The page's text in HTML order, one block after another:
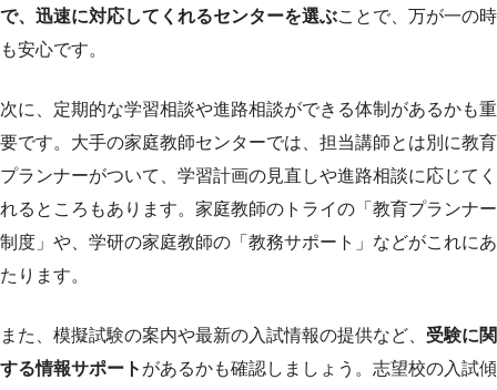
で、迅速に対応してくれるセンターを選ぶことで、万が一の時
も安心です。
次に、定期的な学習相談や進路相談ができる体制があるかも重
要です。大手の家庭教師センターでは、担当講師とは別に教育
プランナーがついて、学習計画の見直しや進路相談に応じてく
れるところもあります。家庭教師のトライの「教育プランナー
制度」や、学研の家庭教師の「教務サポート」などがこれにあ
たります。
また、模擬試験の案内や最新の入試情報の提供など、 受験に関
する情報サポート があるかも確認しましょう。志望校の入試傾